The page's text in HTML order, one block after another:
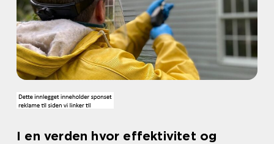
I en verden hvor effektivitet og